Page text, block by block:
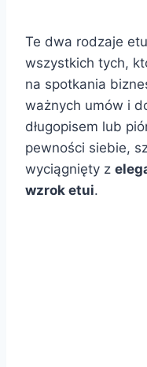
Te dwa rodzaje
wszystkich tych,
na spotkania
ważnych umów i
długopisem lub
pewności siebie,
wyciągnięty z
wzrok etui.